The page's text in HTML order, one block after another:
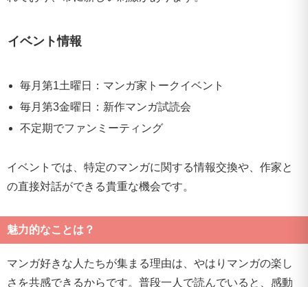
イベント情報
毎月第1土曜日：マンガ家トークイベント
毎月第3金曜日：新作マンガ試読会
不定期でファンミーティング
イベントでは、特定のマンガに関する情報交換や、作家と
の直接対話ができる貴重な機会です。
魅力的なことは？
マンガ好きな人たちが集まる理由は、やはりマンガの楽し
さを共感できるからです。普段一人で読んでいると、感動